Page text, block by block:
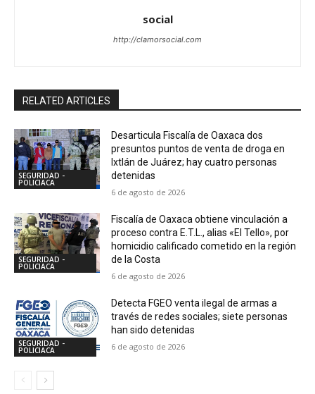
social
http://clamorsocial.com
RELATED ARTICLES
SEGURIDAD -
POLICIACA
Desarticula Fiscalía de Oaxaca dos
presuntos puntos de venta de droga en
Ixtlán de Juárez; hay cuatro personas
detenidas
6 de agosto de 2026
SEGURIDAD -
POLICIACA
Fiscalía de Oaxaca obtiene vinculación a
proceso contra E.T.L., alias «El Tello», por
homicidio calificado cometido en la región
de la Costa
6 de agosto de 2026
SEGURIDAD -
POLICIACA
Detecta FGEO venta ilegal de armas a
través de redes sociales; siete personas
han sido detenidas
6 de agosto de 2026